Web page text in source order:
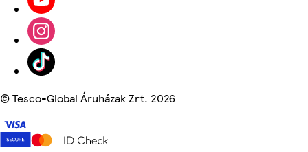
©Tesco-Global Áruházak Zrt. 2026